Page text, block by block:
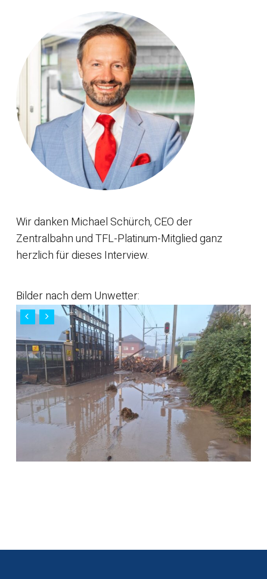
Wir danken Michael Schürch, CEO der
Zentralbahn und TFL-Platinum-Mitglied ganz
herzlich für dieses Interview.
Bilder nach dem Unwetter: